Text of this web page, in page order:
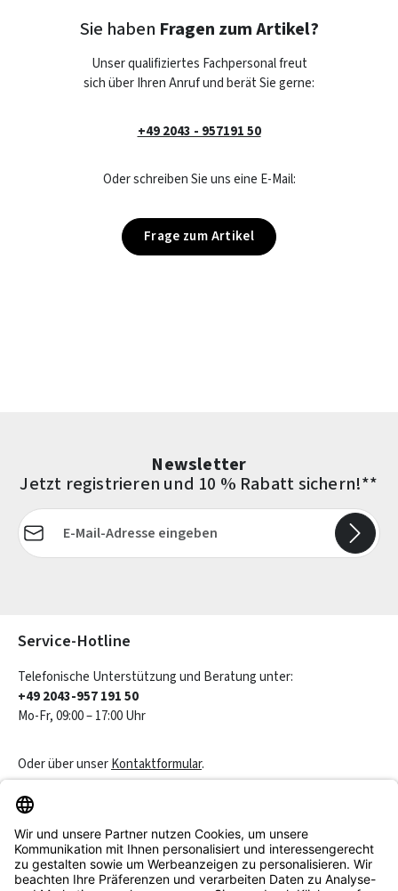
Sie haben Fragen zum Artikel?
Unser qualifiziertes Fachpersonal freut
sich über Ihren Anruf und berät Sie gerne:
+49 2043 - 957191 50
Oder schreiben Sie uns eine E-Mail:
Frage zum Artikel
Newsletter
Jetzt registrieren und 10 % Rabatt sichern!**
E-Mail-Adresse*
Service-Hotline
Telefonische Unterstützung und Beratung unter:
+49 2043-957 191 50
Mo-Fr, 09:00 – 17:00 Uhr
Oder über unserKontaktformular.
Service & Beratung